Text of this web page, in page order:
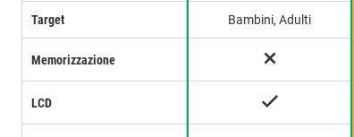
Target
Memorizzazione
LCD
Bambini, Adulti